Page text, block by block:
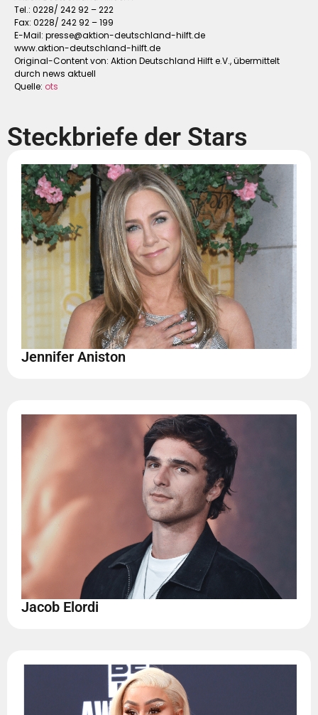
Tel.: 0228/ 242 92 – 222
Fax: 0228/ 242 92 – 199
E-Mail: presse@aktion-deutschland-hilft.de
www.aktion-deutschland-hilft.de
Original-Content von: Aktion Deutschland Hilft e.V., übermittelt
durch news aktuell
Quelle: ots
Steckbriefe der Stars
Jennifer Aniston
Jacob Elordi